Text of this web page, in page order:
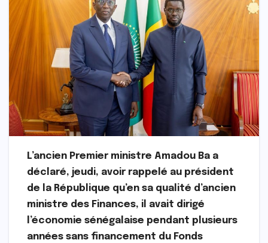
L’ancien Premier ministre Amadou Ba a
déclaré, jeudi, avoir rappelé au président
de la République qu’en sa qualité d’ancien
ministre des Finances, il avait dirigé
l’économie sénégalaise pendant plusieurs
années sans financement du Fonds